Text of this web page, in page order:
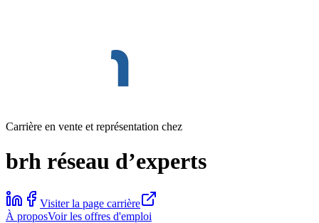
Carrière en vente et représentation chez
brh réseau d’experts
Visiter la page carrière
À proposVoir les offres d'emploi